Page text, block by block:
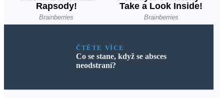
ČTĚTE VÍCE
Co se stane, když se absces
neodstraní?